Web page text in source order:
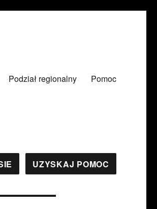
Podział regionalny Pomoc
UZYSKAJ POMOC